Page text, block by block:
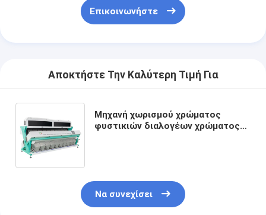
Επικοινωνήστε
Αποκτήστε Την Καλύτερη Τιμή Για
Μηχανή χωρισμού χρώματος
φυστικιών διαλογέων χρώματος
Να συνεχίσει